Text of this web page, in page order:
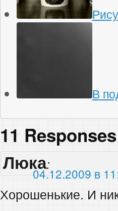
В
11
Люка:
04.12.2009 в
Хорошенькие. И